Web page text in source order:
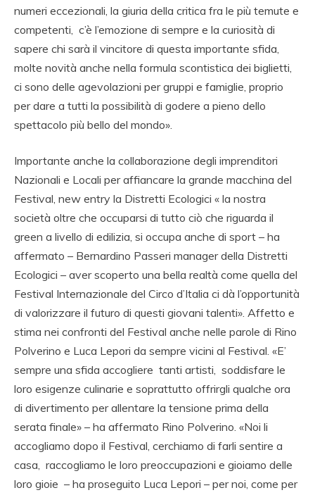
numeri eccezionali, la giuria della critica fra le più temute e
competenti, c’è l’emozione di sempre e la curiosità di
sapere chi sarà il vincitore di questa importante sfida,
molte novità anche nella formula scontistica dei biglietti,
ci sono delle agevolazioni per gruppi e famiglie, proprio
per dare a tutti la possibilità di godere a pieno dello
spettacolo più bello del mondo».
Importante anche la collaborazione degli imprenditori
Nazionali e Locali per affiancare la grande macchina del
Festival, new entry la Distretti Ecologici « la nostra
società oltre che occuparsi di tutto ciò che riguarda il
green a livello di edilizia, si occupa anche di sport – ha
affermato – Bernardino Passeri manager della Distretti
Ecologici – aver scoperto una bella realtà come quella del
Festival Internazionale del Circo d’Italia ci dà l’opportunità
di valorizzare il futuro di questi giovani talenti». Affetto e
stima nei confronti del Festival anche nelle parole di Rino
Polverino e Luca Lepori da sempre vicini al Festival. «E’
sempre una sfida accogliere tanti artisti, soddisfare le
loro esigenze culinarie e soprattutto offrirgli qualche ora
di divertimento per allentare la tensione prima della
serata finale» – ha affermato Rino Polverino. «Noi li
accogliamo dopo il Festival, cerchiamo di farli sentire a
casa, raccogliamo le loro preoccupazioni e gioiamo delle
loro gioie – ha proseguito Luca Lepori – per noi, come per